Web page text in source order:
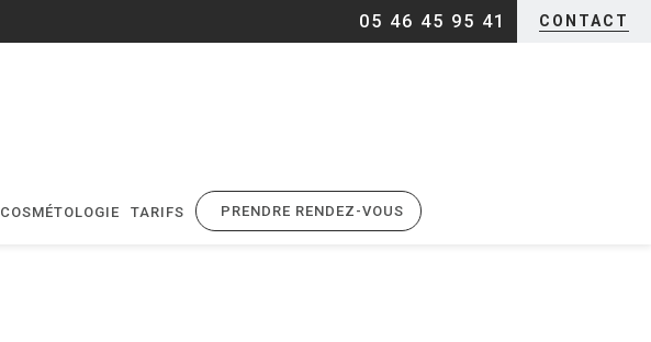
05 46 45 95 41 CONTACT
COSMÉTOLOGIE TARIFS PRENDRE RENDEZ-VOUS